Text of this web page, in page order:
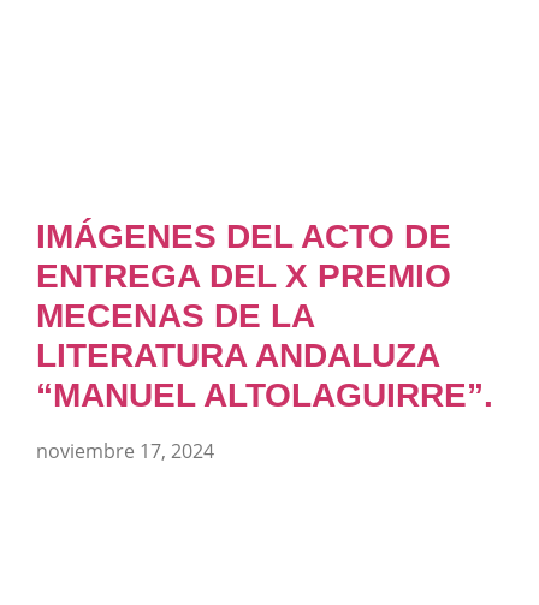
IMÁGENES DEL ACTO DE
ENTREGA DEL X PREMIO
MECENAS DE LA
LITERATURA ANDALUZA
“MANUEL ALTOLAGUIRRE”.
noviembre 17, 2024